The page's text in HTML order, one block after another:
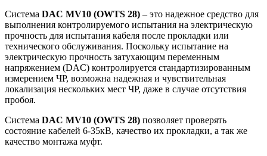
Система DAC MV10 (OWTS 28) – это надежное средство для
выполнения контролируемого испытания на электрическую
прочность для испытания кабеля после прокладки или
технического обслуживания. Поскольку испытание на
электрическую прочность затухающим переменным
напряжением (DAC) контролируется стандартизированным
измерением ЧР, возможна надежная и чувствительная
локализация нескольких мест ЧР, даже в случае отсутствия
пробоя.
Система DAC MV10 (OWTS 28) позволяет проверять
состояние кабелей 6-35кВ, качество их прокладки, а так же
качество монтажа муфт.